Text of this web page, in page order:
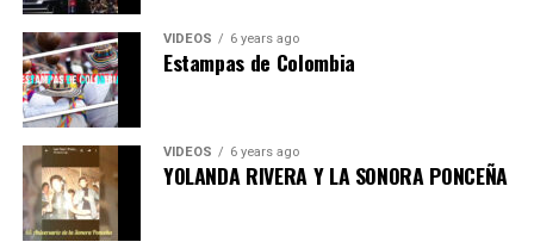
VIDEOS 6 years ago
Estampas de Colombia
VIDEOS 6 years ago
YOLANDA RIVERA Y LA SONORA PONCEÑA